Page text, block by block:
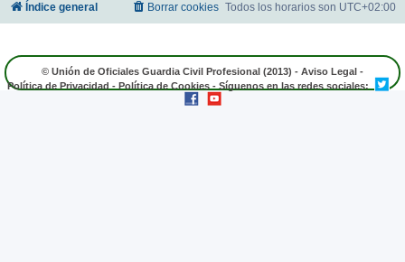
Índice general Todos los horarios son UTC+02:00
Borrar cookies
© Unión de Oficiales Guardia Civil Profesional (2013) - Aviso Legal -
Política de Privacidad-Política de Cookies- Síguenos en las redes sociales: